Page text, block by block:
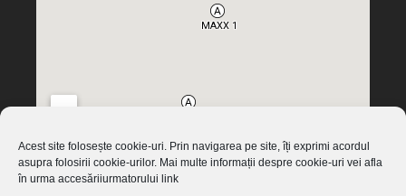
Acest site folosește cookie-uri. Prin navigarea pe site, îți exprimi acordul
asupra folosirii cookie-urilor. Mai multe informații despre cookie-uri vei afla
în urma accesăriiurmatorului link